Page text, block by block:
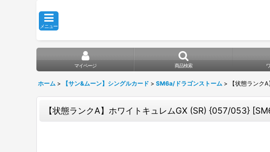
メニュー
マイページ 商品検索
ホーム > 【サン&ムーン】シングルカード > SM6a/ドラゴンストーム > 【状態ラン
【状態ランクA】ホワイトキュレムGX (SR) {057/053}